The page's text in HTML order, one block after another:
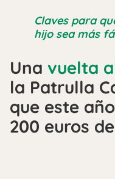
Claves para
hijo sea más
Una vuelta
la Patrulla
que este
200 euros